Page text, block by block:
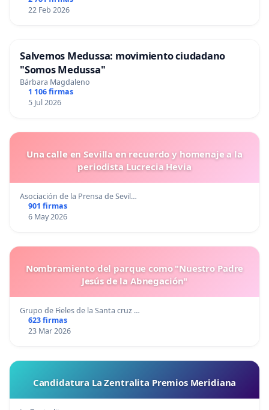
22 Feb 2026
Salvemos Medussa: movimiento ciudadano
"Somos Medussa"
Bárbara Magdaleno
1 106 firmas
5 Jul 2026
Una calle en Sevilla en recuerdo y homenaje a la
periodista Lucrecia Hevia
Asociación de la Prensa de Sevil…
901 firmas
6 May 2026
Nombramiento del parque como "Nuestro Padre
Jesús de la Abnegación"
Grupo de Fieles de la Santa cruz …
623 firmas
23 Mar 2026
Candidatura La Zentralita Premios Meridiana